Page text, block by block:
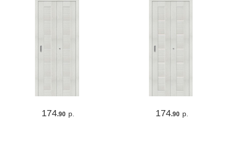
174.90 р. 174.90 р.